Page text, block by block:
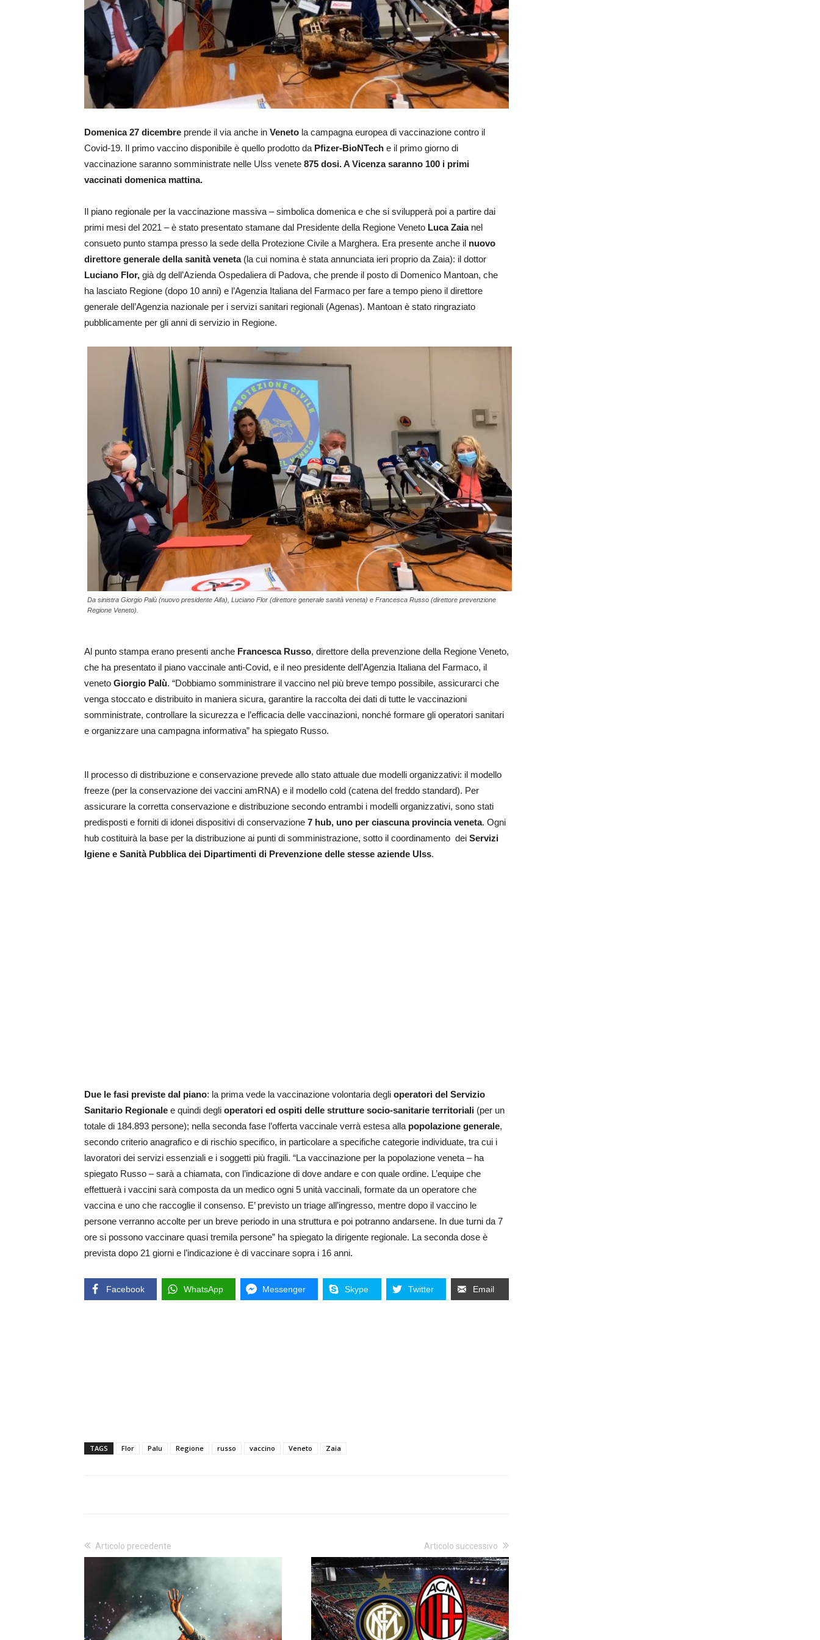
Domenica 27 dicembre prende il via anche in Veneto la campagna europea di vaccinazione contro il
Covid-19. Il primo vaccino disponibile è quello prodotto da Pfizer-BioNTech e il primo giorno di
vaccinazione saranno somministrate nelle Ulss venete 875 dosi. A Vicenza saranno 100 i primi
vaccinati domenica mattina.
Il piano regionale per la vaccinazione massiva – simbolica domenica e che si svilupperà poi a partire dai
primi mesi del 2021 – è stato presentato stamane dal Presidente della Regione Veneto Luca Zaianel
consueto punto stampa presso la sede della Protezione Civile a Marghera. Era presente anche il nuovo
direttore generale della sanità veneta(la cui nomina è stata annunciata ieri proprio da Zaia): il dottor
Luciano Flor, già dg dell’Azienda Ospedaliera di Padova, che prende il posto di Domenico Mantoan, che
ha lasciato Regione (dopo 10 anni) e l’Agenzia Italiana del Farmaco per fare a tempo pieno il direttore
generale dell’Agenzia nazionale per i servizi sanitari regionali (Agenas). Mantoan è stato ringraziato
pubblicamente per gli anni di servizio in Regione.
Da sinistra Giorgio Palù (nuovo presidente Aifa), Luciano Flor (direttore generale sanità veneta) e Francesca Russo (direttore prevenzione
Regione Veneto).
Al punto stampa erano presenti anche Francesca Russo, direttore della prevenzione della Regione Veneto,
che ha presentato il piano vaccinale anti-Covid, e il neo presidente dell’Agenzia Italiana del Farmaco, il
veneto Giorgio Palù. “Dobbiamo somministrare il vaccino nel più breve tempo possibile, assicurarci che
venga stoccato e distribuito in maniera sicura, garantire la raccolta dei dati di tutte le vaccinazioni
somministrate, controllare la sicurezza e l’efficacia delle vaccinazioni, nonché formare gli operatori sanitari
e organizzare una campagna informativa” ha spiegato Russo.
Il processo di distribuzione e conservazione prevede allo stato attuale due modelli organizzativi: il modello
freeze (per la conservazione dei vaccini amRNA) e il modello cold (catena del freddo standard). Per
assicurare la corretta conservazione e distribuzione secondo entrambi i modelli organizzativi, sono stati
predisposti e forniti di idonei dispositivi di conservazione 7 hub, uno per ciascuna provincia veneta. Ogni
hub costituirà la base per la distribuzione ai punti di somministrazione, sotto il coordinamento dei Servizi
Igiene e Sanità Pubblica dei Dipartimenti di Prevenzione delle stesse aziende Ulss.
Due le fasi previste dal piano: la prima vede la vaccinazione volontaria degli operatori del Servizio
Sanitario Regionale e quindi degli operatori ed ospiti delle strutture socio-sanitarie territoriali (per un
totale di 184.893 persone); nella seconda fase l’offerta vaccinale verrà estesa alla popolazione generale,
secondo criterio anagrafico e di rischio specifico, in particolare a specifiche categorie individuate, tra cui i
lavoratori dei servizi essenziali e i soggetti più fragili. “La vaccinazione per la popolazione veneta – ha
spiegato Russo – sarà a chiamata, con l’indicazione di dove andare e con quale ordine. L’equipe che
effettuerà i vaccini sarà composta da un medico ogni 5 unità vaccinali, formate da un operatore che
vaccina e uno che raccoglie il consenso. E’ previsto un triage all’ingresso, mentre dopo il vaccino le
persone verranno accolte per un breve periodo in una struttura e poi potranno andarsene. In due turni da 7
ore si possono vaccinare quasi tremila persone” ha spiegato la dirigente regionale. La seconda dose è
prevista dopo 21 giorni e l’indicazione è di vaccinare sopra i 16 anni.
Facebook WhatsApp Messenger Skype Twitter Email
TAGS Flor Palu Regione russo vaccino Veneto Zaia
Articolo precedente Articolo successivo